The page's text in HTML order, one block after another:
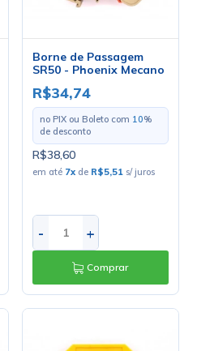
Borne de Passagem
SR50 - Phoenix Mecano
R$34,74
no PIX ou Boleto com 10%
de desconto
R$38,60
em até 7x de R$5,51 s/ juros
- +
Comprar